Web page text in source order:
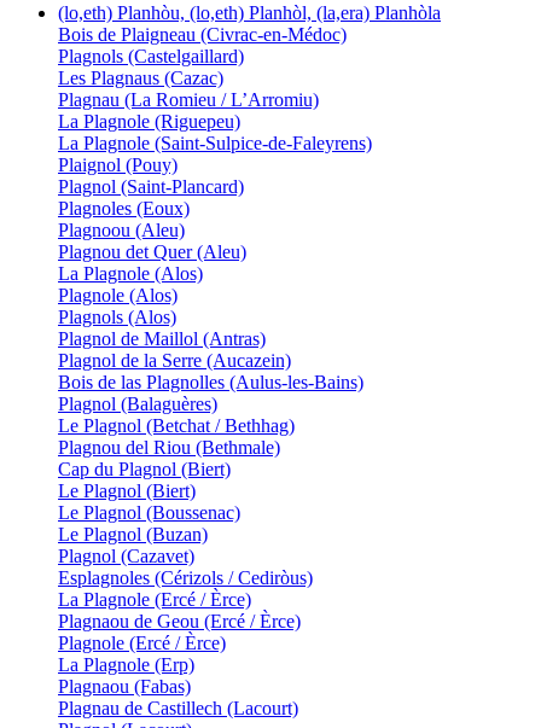
(lo,eth) Planhòu, (lo,eth) Planhòl, (la,era) Planhòla
Bois de Plaigneau (Civrac-en-Médoc)
Plagnols (Castelgaillard)
Les Plagnaus (Cazac)
Plagnau (La Romieu / L’Arromiu)
La Plagnole (Riguepeu)
La Plagnole (Saint-Sulpice-de-Faleyrens)
Plaignol (Pouy)
Plagnol (Saint-Plancard)
Plagnoles (Eoux)
Plagnoou (Aleu)
Plagnou det Quer (Aleu)
La Plagnole (Alos)
Plagnole (Alos)
Plagnols (Alos)
Plagnol de Maillol (Antras)
Plagnol de la Serre (Aucazein)
Bois de las Plagnolles (Aulus-les-Bains)
Plagnol (Balaguères)
Le Plagnol (Betchat / Bethhag)
Plagnou del Riou (Bethmale)
Cap du Plagnol (Biert)
Le Plagnol (Biert)
Le Plagnol (Boussenac)
Le Plagnol (Buzan)
Plagnol (Cazavet)
Esplagnoles (Cérizols / Cediròus)
La Plagnole (Ercé / Èrce)
Plagnaou de Geou (Ercé / Èrce)
Plagnole (Ercé / Èrce)
La Plagnole (Erp)
Plagnaou (Fabas)
Plagnau de Castillech (Lacourt)